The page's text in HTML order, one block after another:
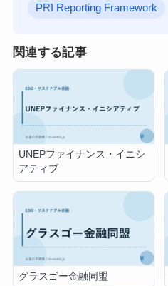
PRI Reporting Framework
関連する記事
UNEPファイナンス・イニシ
アティブ
グラスゴー金融同盟